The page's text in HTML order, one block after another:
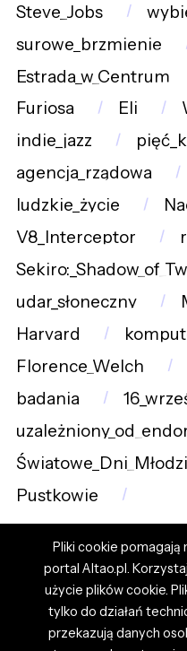
Steve_Jobs
surowe_brzmienie
Estrada_w_Centrum
Furiosa
Eli
indie_jazz
agencja_rządowa
ludzkie_życie
V8_Interceptor
udar_słoneczny
Harvard
Florence_Welch
badania
Pustkowie
Pliki cookie
portal Altao.pl.
użycie plików cookie.
tylko do działań
przekazują danych